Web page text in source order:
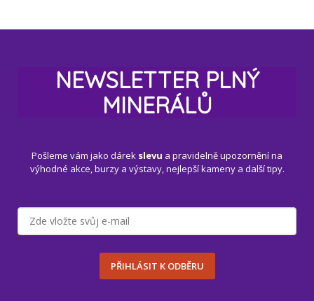
NEWSLETTER PLNÝ
MINERÁLŮ
Pošleme vám jako dárek slevu a pravidelně upozornění na
výhodné akce, burzy a výstavy, nejlepší kameny a další tipy.
PŘIHLÁSIT K ODBĚRU